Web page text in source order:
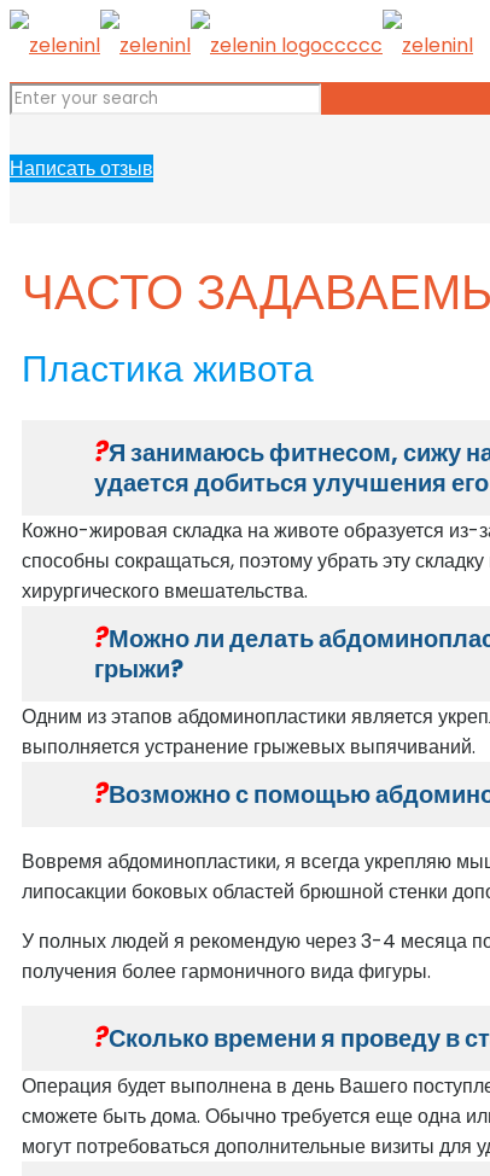
Написать отзыв
ЧАСТО
Пластика живота
Я занимаюсь фитнесом, сижу
удается добиться улучшения
Кожно-жировая складка на животе образуется из-
способны сокращаться, поэтому убрать эту
хирургического вмешательства.
Можно ли делать
грыжи?
Одним из этапов абдоминопластики является
выполняется устранение грыжевых выпячиваний.
Возможно с помощью
Вовремя абдоминопластики, я всегда укрепляю
липосакции боковых областей брюшной стенки
У полных людей я рекомендую через 3-4 месяца
получения более гармоничного вида фигуры.
Сколько времени я проведу в
Операция будет выполнена в день Вашего
сможете быть дома. Обычно требуется еще одна
могут потребоваться дополнительные визиты для